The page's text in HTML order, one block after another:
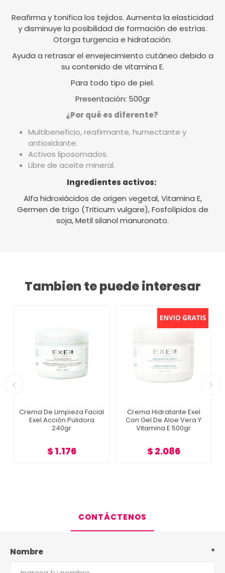
Reafirma y tonifica los tejidos. Aumenta la elasticidad
y disminuye la posibilidad de formación de estrías.
Otorga turgencia e hidratación.
Ayuda a retrasar el envejecimiento cutáneo debido a
su contenido de vitamina E.
Para todo tipo de piel.
Presentación: 500gr
¿Por qué es diferente?
Multibeneficio, reafirmante, humectante y
antioxidante.
Activos liposomados.
Libre de aceite mineral.
Ingredientes activos:
Alfa hidroxiácidos de origen vegetal, Vitamina E,
Germen de trigo (Triticum vulgare), Fosfolípidos de
soja, Metil silanol manuronato.
Tambien te puede interesar
Crema De Limpieza Facial
Exel Acción Pulidora
240gr
$ 1.176
Crema Hidratante Exel
Con Gel De Aloe Vera Y
Vitamina E 500gr
$ 2.086
CONTÁCTENOS
Nombre *